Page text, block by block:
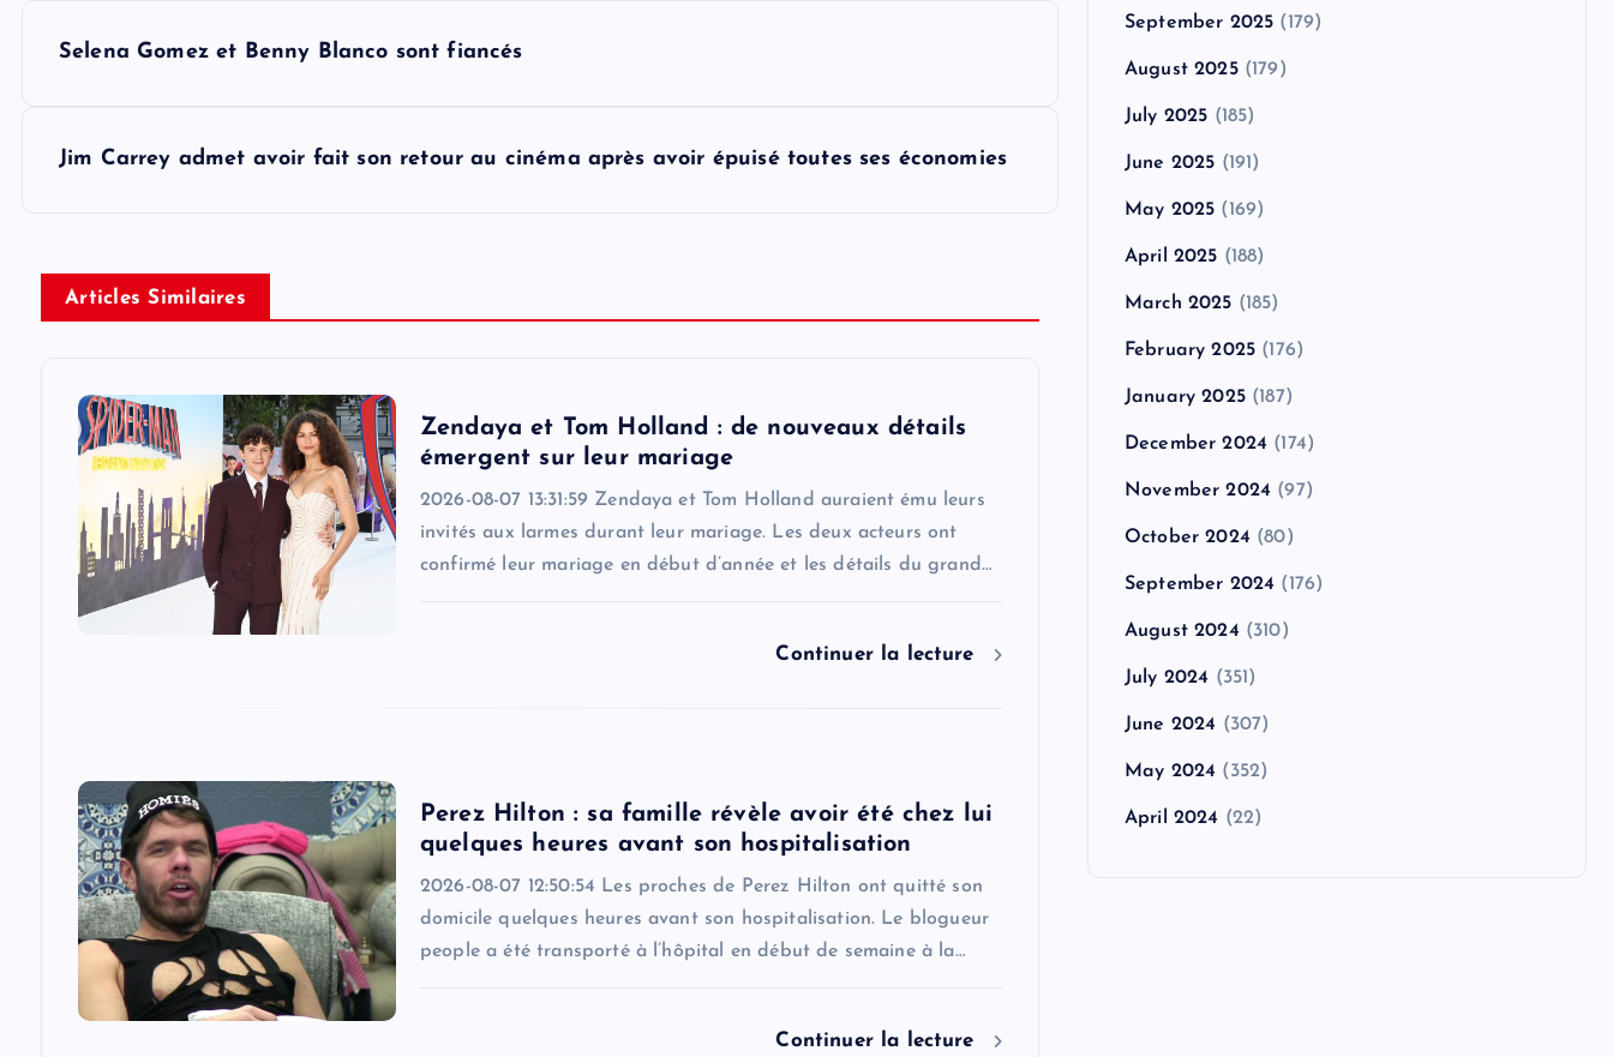
Selena Gomez et Benny Blanco sont fiancés
Jim Carrey admet avoir fait son retour au cinéma après avoir épuisé toutes ses économies
Articles Similaires
Zendaya et Tom Holland : de nouveaux détails
émergent sur leur mariage
2026-08-07 13:31:59 Zendaya et Tom Holland auraient ému leurs
invités aux larmes durant leur mariage. Les deux acteurs ont
confirmé leur mariage en début d’année et les détails du grand…
Continuer la lecture
Perez Hilton : sa famille révèle avoir été chez lui
quelques heures avant son hospitalisation
2026-08-07 12:50:54 Les proches de Perez Hilton ont quitté son
domicile quelques heures avant son hospitalisation. Le blogueur
people a été transporté à l’hôpital en début de semaine à la…
Continuer la lecture
September 2025 (179)
August 2025(179)
July 2025 (185)
June 2025 (191)
May 2025 (169)
April 2025 (188)
March 2025 (185)
February 2025 (176)
January 2025(187)
December 2024 (174)
November 2024 (97)
October 2024 (80)
September 2024 (176)
August 2024 (310)
July 2024 (351)
June 2024 (307)
May 2024 (352)
April 2024 (22)